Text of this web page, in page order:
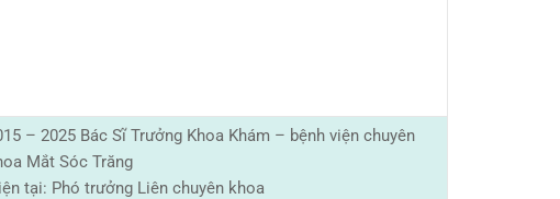
– 2025 Bác Sĩ Trưởng Khoa Khám – bệnh viện chuyên
Mắt Sóc Trăng
tại: Phó trưởng Liên chuyên khoa